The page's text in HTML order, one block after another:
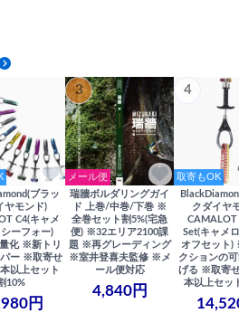
ブラッ
ヤモンド)
C4(キャメ
ーフォー)
化 ※新トリ
パー ※取寄せ
以上セット
10%
円
3
メール便
瑞牆ボルダリングガイ
ド 上巻/中巻/下巻 ※
全巻セット割5%(宅急
便) ※32エリア2100課
題 ※再グレーディング
※室井登喜夫監修 ※メ
ール便対応
4,840円
4
取寄もOK
クダイヤ
Set(キャメ
オフセット)
クションの
げる ※取寄
本以上セッ